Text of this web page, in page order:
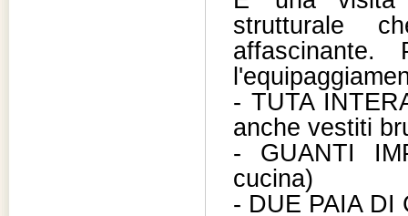
strutturale
- TUTA
anche vestiti
- GUANTI
cucina)
- DUE PAIA DI